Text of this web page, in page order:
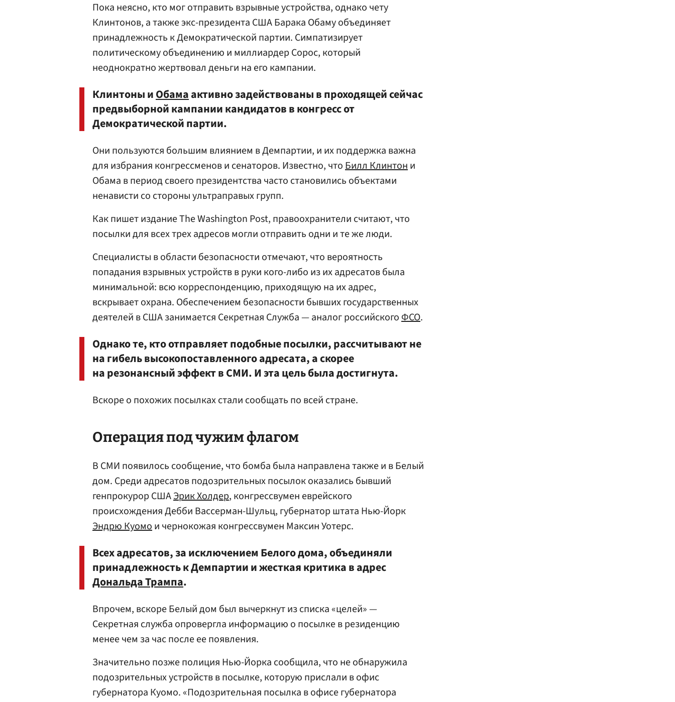
Пока неясно, кто мог отправить взрывные устройства, однако чету
Клинтонов, а также экс-президента США Барака Обаму объединяет
принадлежность к Демократической партии. Симпатизирует
политическому объединению и миллиардер Сорос, который
неоднократно жертвовал деньги на его кампании.
Клинтоны иОбамаактивно задействованы в проходящей сейчас
предвыборной кампании кандидатов в конгресс от
Демократической партии.
Они пользуются большим влиянием в Демпартии, и их поддержка важна
для избрания конгрессменов и сенаторов. Известно, чтоБилл Клинтони
Обама в период своего президентства часто становились объектами
ненависти со стороны ультраправых групп.
Как пишет издание The Washington Post, правоохранители считают, что
посылки для всех трех адресов могли отправить одни и те же люди.
Специалисты в области безопасности отмечают, что вероятность
попадания взрывных устройств в руки кого-либо из их адресатов была
минимальной: всю корреспонденцию, приходящую на их адрес,
вскрывает охрана. Обеспечением безопасности бывших государственных
деятелей в США занимается Секретная Служба — аналог российскогоФСО.
Однако те, кто отправляет подобные посылки, рассчитывают не
на гибель высокопоставленного адресата, а скорее
на резонансный эффект в СМИ. И эта цель была достигнута.
Вскоре о похожих посылках стали сообщать по всей стране.
Операция под чужим флагом
В СМИ появилось сообщение, что бомба была направлена также и в Белый
дом. Среди адресатов подозрительных посылок оказались бывший
генпрокурор СШАЭрик Холдер, конгрессвумен еврейского
происхождения Дебби Вассерман-Шульц, губернатор штата Нью-Йорк
Эндрю Куомои чернокожая конгрессвумен Максин Уотерс.
Всех адресатов, за исключением Белого дома, объединяли
принадлежность к Демпартии и жесткая критика в адрес
Дональда Трампа.
Впрочем, вскоре Белый дом был вычеркнут из списка «целей» —
Секретная служба опровергла информацию о посылке в резиденцию
менее чем за час после ее появления.
Значительно позже полиция Нью-Йорка сообщила, что не обнаружила
подозрительных устройств в посылке, которую прислали в офис
губернатора Куомо. «Подозрительная посылка в офисе губернатора